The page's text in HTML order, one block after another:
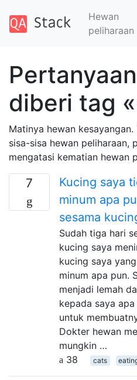
Hewan
peliharaan
diberi tag
Matinya hewan kesayangan.
sisa-sisa hewan peliharaan,
mengatasi kematian hewan
7
Kucing saya
minum apa
sesama
Sudah tiga hari
kucing saya
kucing saya
minum apa pun.
menjadi lemah
kepada saya
untuk
Dokter hewan
mungkin …
38
cats